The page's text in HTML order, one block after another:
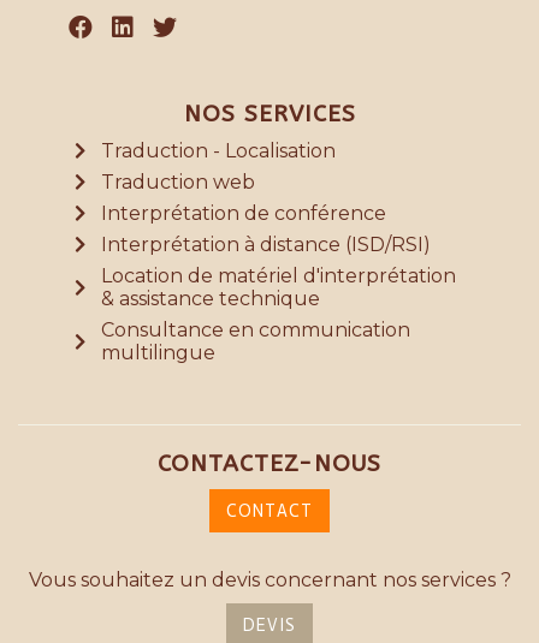
NOS SERVICES
Traduction - Localisation
Traduction web
Interprétation de conférence
Interprétation à distance (ISD/RSI)
Location de matériel d'interprétation
& assistance technique
Consultance en communication
multilingue
CONTACTEZ-NOUS
CONTACT
Vous souhaitez un devis concernant nos services ?
DEVIS